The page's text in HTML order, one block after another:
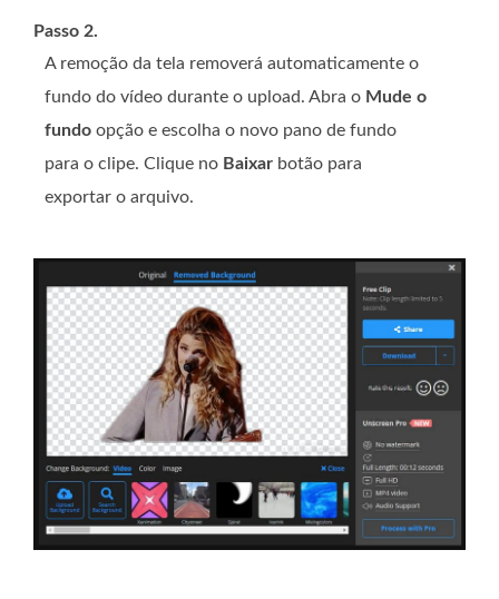
Passo 2.
A remoção da tela removerá automaticamente o
fundo do vídeo durante o upload. Abra o Mude o
fundo opção e escolha o novo pano de fundo
para o clipe. Clique no Baixar botão para
exportar o arquivo.